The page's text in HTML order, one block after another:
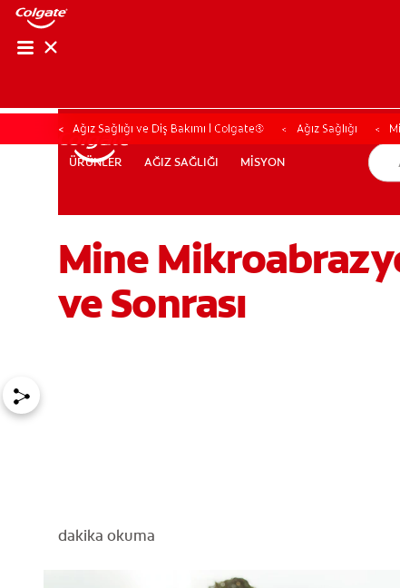
ÜRÜNLER AĞIZ SAĞLIĞI MİSYON
TR (TR) KAYIT OL
ÜRÜNLER AĞIZ SAĞLIĞI MİSYON
Ağız Sağlığı ve Diş Bakımı | Colgate® Ağız Sağlığı
Mine
ve Sonrası
dakika okuma